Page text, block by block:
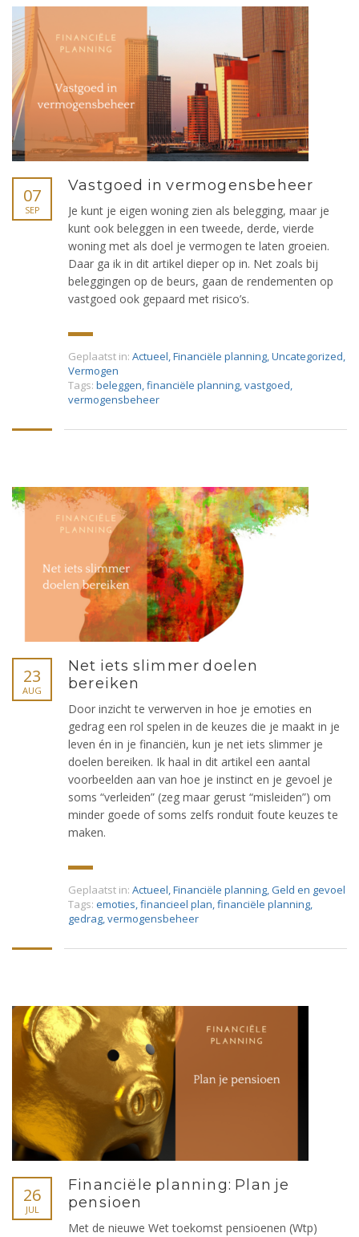
07
SEP
Vastgoed in vermogensbeheer
Je kunt je eigen woning zien als belegging, maar je
kunt ook beleggen in een tweede, derde, vierde
woning met als doel je vermogen te laten groeien.
Daar ga ik in dit artikel dieper op in. Net zoals bij
beleggingen op de beurs, gaan de rendementen op
vastgoed ook gepaard met risico’s.
Geplaatst in: Actueel,Financiële planning,Uncategorized,
Vermogen
Tags: beleggen,financiële planning,vastgoed,
vermogensbeheer
23
AUG
Net iets slimmer doelen
bereiken
Door inzicht te verwerven in hoe je emoties en
gedrag een rol spelen in de keuzes die je maakt in je
leven én in je financiën, kun je net iets slimmer je
doelen bereiken. Ik haal in dit artikel een aantal
voorbeelden aan van hoe je instinct en je gevoel je
soms “verleiden” (zeg maar gerust “misleiden”) om
minder goede of soms zelfs ronduit foute keuzes te
maken.
Geplaatst in: Actueel,Financiële planning,Geld en gevoel
Tags: emoties,financieel plan,financiële planning,
gedrag,vermogensbeheer
26
JUL
Financiële planning: Plan je
pensioen
Met de nieuwe Wet toekomst pensioenen (Wtp)